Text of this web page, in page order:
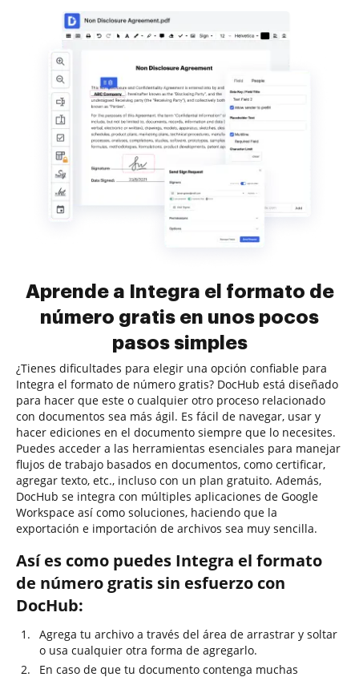
Aprende a Integra el formato de
número gratis en unos pocos
pasos simples
¿Tienes dificultades para elegir una opción confiable para
Integra el formato de número gratis? DocHub está diseñado
para hacer que este o cualquier otro proceso relacionado
con documentos sea más ágil. Es fácil de navegar, usar y
hacer ediciones en el documento siempre que lo necesites.
Puedes acceder a las herramientas esenciales para manejar
flujos de trabajo basados en documentos, como certificar,
agregar texto, etc., incluso con un plan gratuito. Además,
DocHub se integra con múltiples aplicaciones de Google
Workspace así como soluciones, haciendo que la
exportación e importación de archivos sea muy sencilla.
Así es como puedes Integra el formato
de número gratis sin esfuerzo con
DocHub:
Agrega tu archivo a través del área de arrastrar y soltar
o usa cualquier otra forma de agregarlo.
En caso de que tu documento contenga muchas